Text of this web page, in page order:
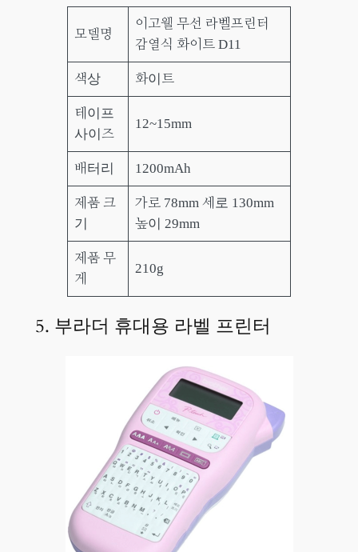
모델명
이고웰 무선 라벨프린터
감열식 화이트 D11
색상 화이트
테이프
사이즈
12~15mm
배터리 1200mAh
제품 크
기
가로 78mm 세로 130mm
높이 29mm
제품 무
게
210g
5. 부라더 휴대용 라벨 프린터